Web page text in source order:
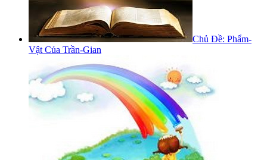
Chủ Đề: Phẩm-
Vật Của Trần-Gian